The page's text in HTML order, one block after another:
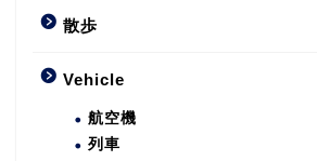
散歩
Vehicle
航空機
列車